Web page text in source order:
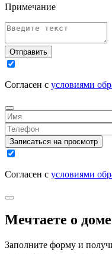
Примечание
Отправить
Согласен с условиями
Записаться на просмотр
Согласен с условиями
Мечтаете о
Заполните форму и